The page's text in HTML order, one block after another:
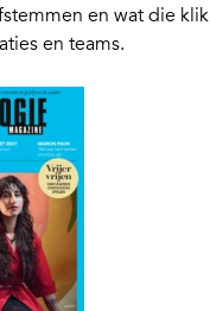
en wat die klik
en teams.